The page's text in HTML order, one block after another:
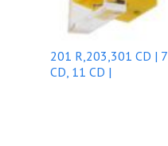
201 R,203,301 CD | 7
CD, 11 CD |